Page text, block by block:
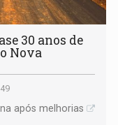
30 anos de
Nova
após melhorias